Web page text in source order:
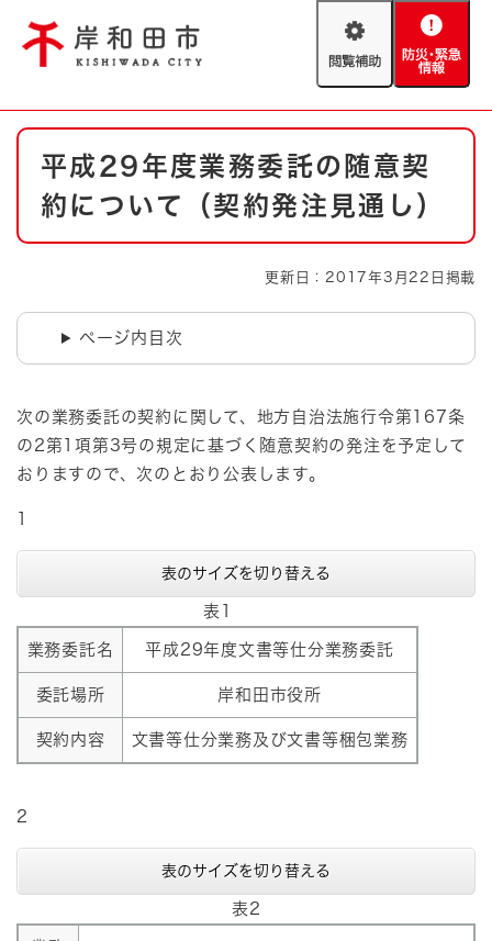
閲
助
防
緊
情
やさしい日本語
防災・緊急情報 救急・消防
ハザードマップ AED設置箇所
本
平成29年度業務委託の随意契
約について（契約発注見通し）
更新日：2017年3月22日掲載
ページ内目次
次の業務委託の契約に関して、地方自治法施行令第167条
の2第1項第3号の規定に基づく随意契約の発注を予定して
おりますので、次のとおり公表します。
表のサイズを切り替える
表1
業務委託名 平成29年度文書等仕分業務委託
委託場所 岸和田市役所
契約内容 文書等仕分業務及び文書等梱包業務
2
表のサイズを切り替える
表2